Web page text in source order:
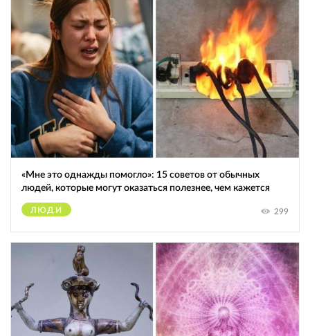
«Мне это однажды помогло»: 15 советов от обычных
людей, которые могут оказаться полезнее, чем кажется
ЛЮДИ 299